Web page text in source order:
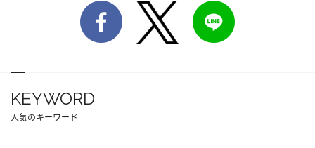
KEYWORD
人気のキーワード